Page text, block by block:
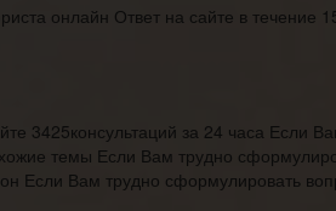
онлайн Ответ на сайте в
3425консультаций за 24 часа
темы Если Вам трудно
Если Вам трудно сформулировать